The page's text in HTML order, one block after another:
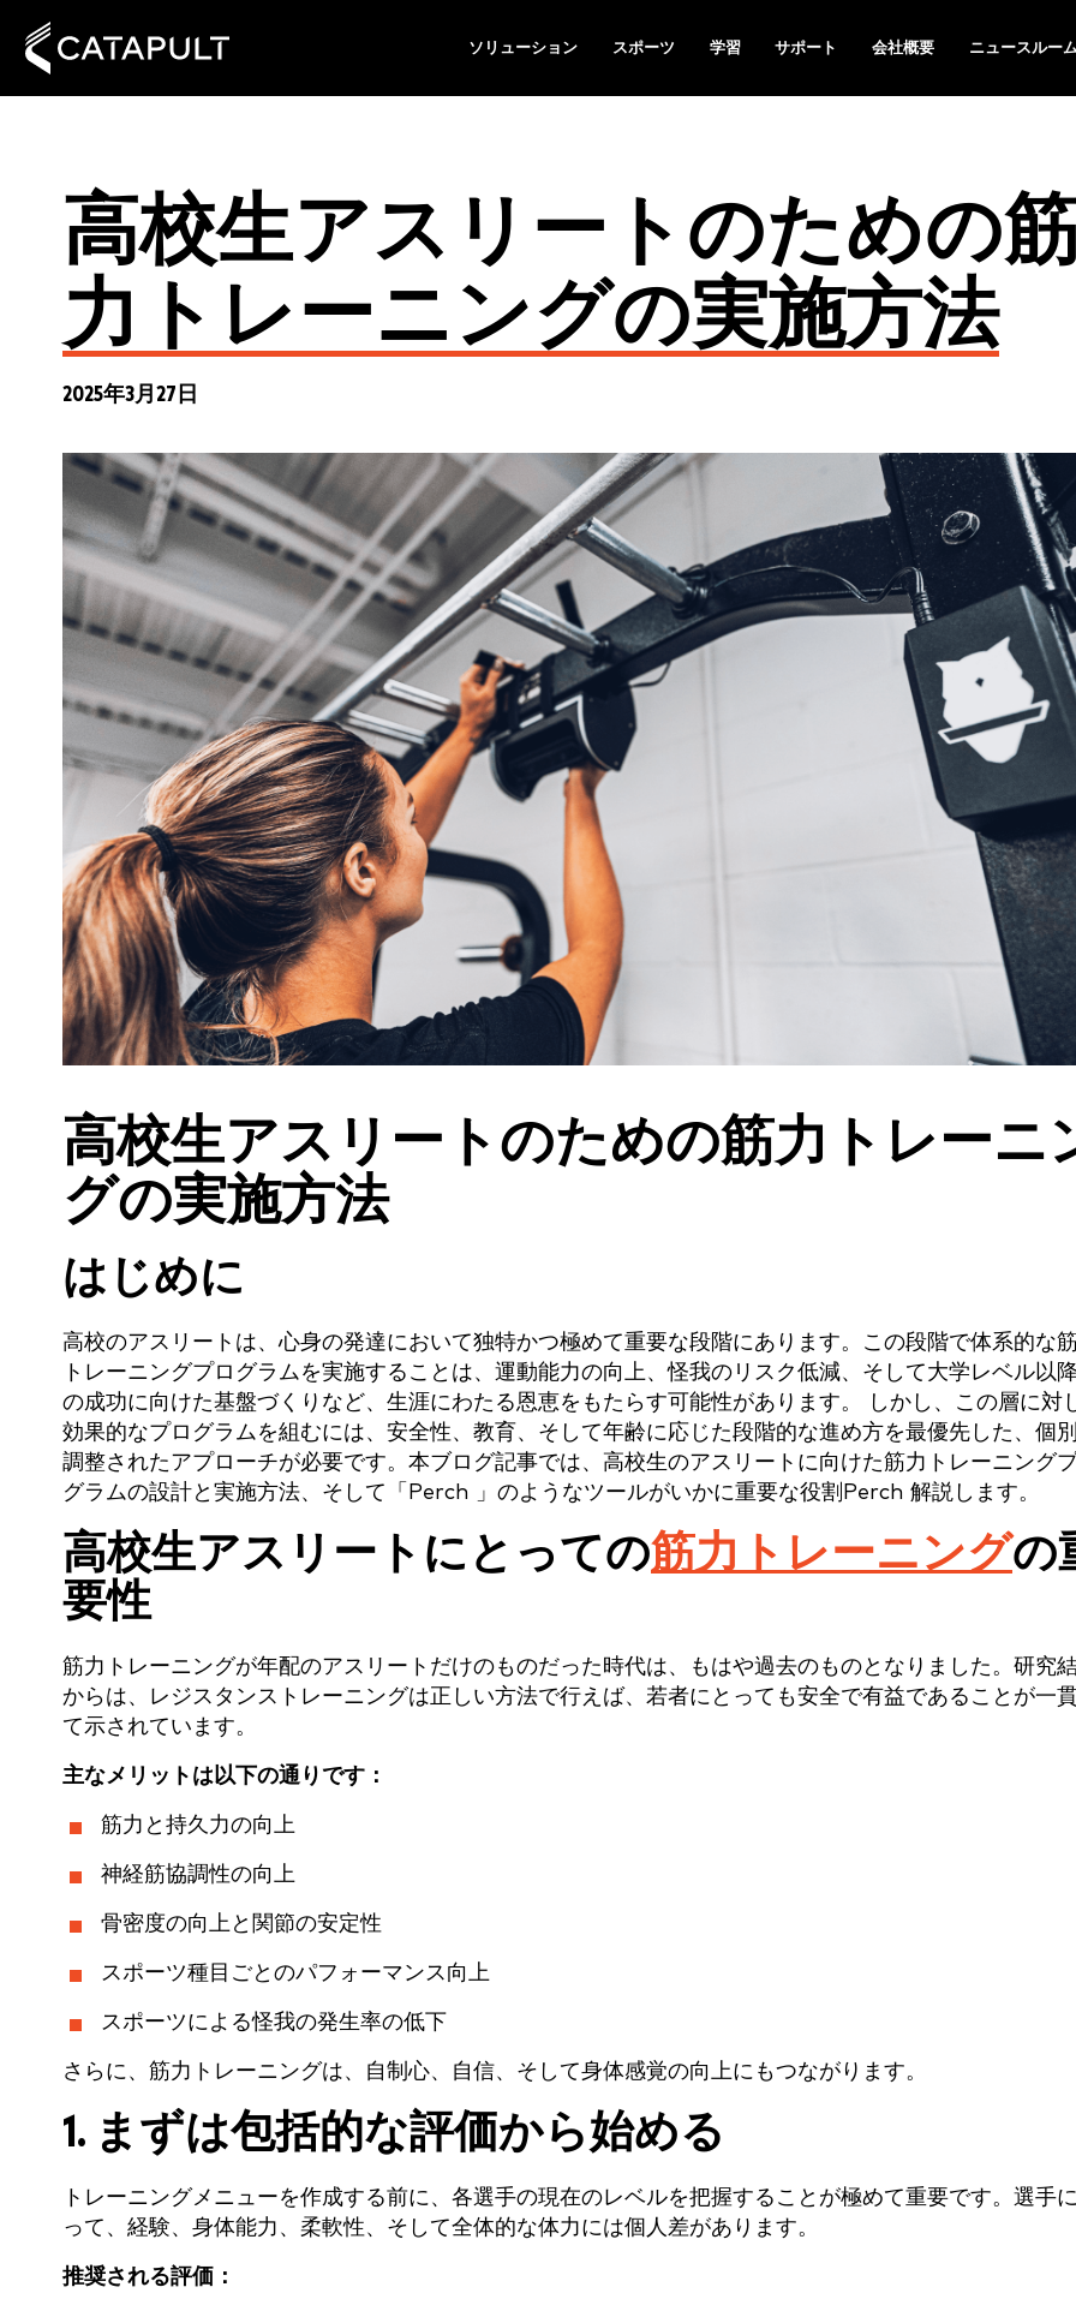
ソリューション スポーツ 学習 サポート 会社概要 ニュースルー
高校生アスリートのための
力トレーニングの実施方法
2025年3月27日
高校生アスリートのための筋力トレーニ
グの実施方法
はじめに
高校のアスリートは、心身の発達において独特かつ極めて重要な段階にあります。この段階で体系的な
トレーニングプログラムを実施することは、運動能力の向上、怪我のリスク低減、そして大学レベル以
の成功に向けた基盤づくりなど、生涯にわたる恩恵をもたらす可能性があります。 しかし、この層に対
効果的なプログラムを組むには、安全性、教育、そして年齢に応じた段階的な進め方を最優先した、個
調整されたアプローチが必要です。本ブログ記事では、高校生のアスリートに向けた筋力トレーニング
グラムの設計と実施方法、そして「Perch 」のようなツールがいかに重要な役割Perch 解説します。
高校生アスリートにとっての筋力トレーニングの
要性
筋力トレーニングが年配のアスリートだけのものだった時代は、もはや過去のものとなりました。研究
からは、レジスタンストレーニングは正しい方法で行えば、若者にとっても安全で有益であることが一
て示されています。
主なメリットは以下の通りです：
筋力と持久力の向上
神経筋協調性の向上
骨密度の向上と関節の安定性
スポーツ種目ごとのパフォーマンス向上
スポーツによる怪我の発生率の低下
さらに、筋力トレーニングは、自制心、自信、そして身体感覚の向上にもつながります。
1. まずは包括的な評価から始める
トレーニングメニューを作成する前に、各選手の現在のレベルを把握することが極めて重要です。選手
って、経験、身体能力、柔軟性、そして全体的な体力には個人差があります。
推奨される評価：